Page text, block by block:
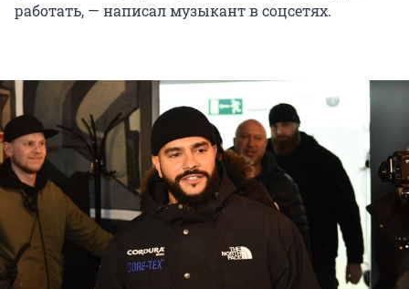
работать, — написал музыкант в соцсетях.